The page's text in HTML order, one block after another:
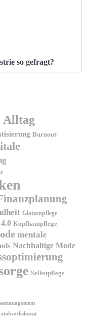
so gefragt?
Alltag
Burnout-
Glatzenpflege
Kopfhautpflege
mentale
Nachhaltige Mode
Selbstpflege